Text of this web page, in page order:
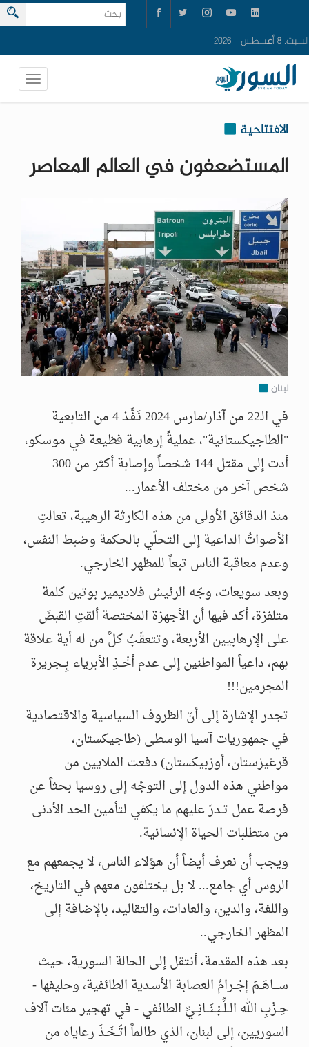
السبت, 8 أغسطس - 2026
الافتتاحية
المستضعفون في العالم المعاصر
لبنان
في الـ22 من آذار/مارس 2024 نَـفَّـذ 4 من التابعية
"الطاجيكستانية"، عمليةً إرهابية فظيعة في موسكو،
أدت إلى مقتل 144 شخصاً وإصابة أكثر من 300
شخص آخر من مختلف الأعمار...
منذ الدقائق الأولى من هذه الكارثة الرهيبة، تعالتِ
الأصواتُ الداعية إلى التحلّي بالحكمة وضبط النفس،
وعدم معاقبة الناس تبعاً للمظهر الخارجي.
وبعد سويعات، وجّه الرئيسُ فلاديمير بوتين كلمة
متلفزة، أكد فيها أن الأجهزة المختصة ألقتِ القبضَ
على الإرهابيين الأربعة، وتتعقّـبُ كلَّ من له أية علاقة
بهم، داعياً المواطنين إلى عدم أخْــذِ الأبرياء بِــجريرة
المجرمين!!!
تجدر الإشارة إلى أنّ الظروف السياسية والاقتصادية
في جمهوريات آسيا الوسطى (طاجيكستان،
قرغيزستان، أوزبيكستان) دفعت الملايين من
مواطني هذه الدول إلى التوجّه إلى روسيا بحثاً عن
فرصة عمل تــدرّ عليهم ما يكفي لتأمين الحد الأدنى
من متطلبات الحياة الإنسانية.
ويجب أن نعرف أيضاً أن هؤلاء الناس، لا يجمعهم مع
الروس أي جامع... لا بل يختلفون معهم في التاريخ،
واللغة، والدين، والعادات، والتقاليد، بالإضافة إلى
المظهر الخارجي..
بعد هذه المقدمة، أنتقل إلى الحالة السورية، حيث
ســــاهَــمَ إجْــرامُ العصابة الأسـدية الطائفية، وحليفها -
حِــزْبِ الله الــلُّــبْــنَـــانِــيِّ الطائفي - في تهجير مئات آلاف
السوريين، إلى لبنان، الذي طالماً اتّــخَـذَ رعاياه من